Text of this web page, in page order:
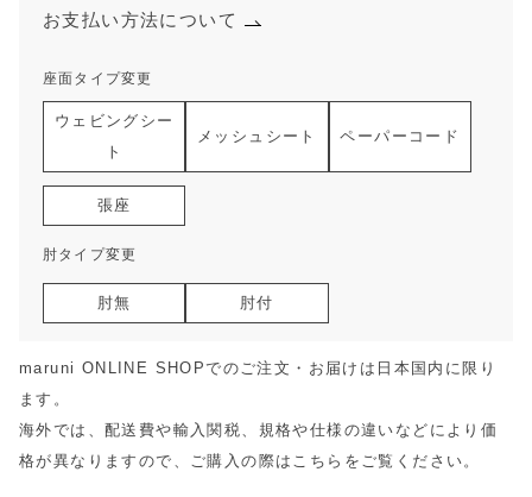
座面タイプ変更
ウェビングシー
ト
メッシュシート ペーパーコード
張座
肘タイプ変更
肘無 肘付
お支払い方法について
maruni ONLINE SHOPでのご注文・お届けは日本国内に限り
ます。
海外では、配送費や輸入関税、規格や仕様の違いなどにより価
格が異なりますので、ご購入の際は こちら をご覧ください。